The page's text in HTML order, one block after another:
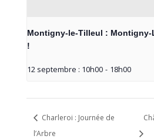
Montigny-le-Tilleul :
!
12 septembre : 10h00 - 18h00
Charleroi : Journée de
l’Arbre